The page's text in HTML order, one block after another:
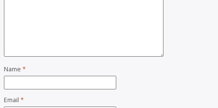
Name *
Email *